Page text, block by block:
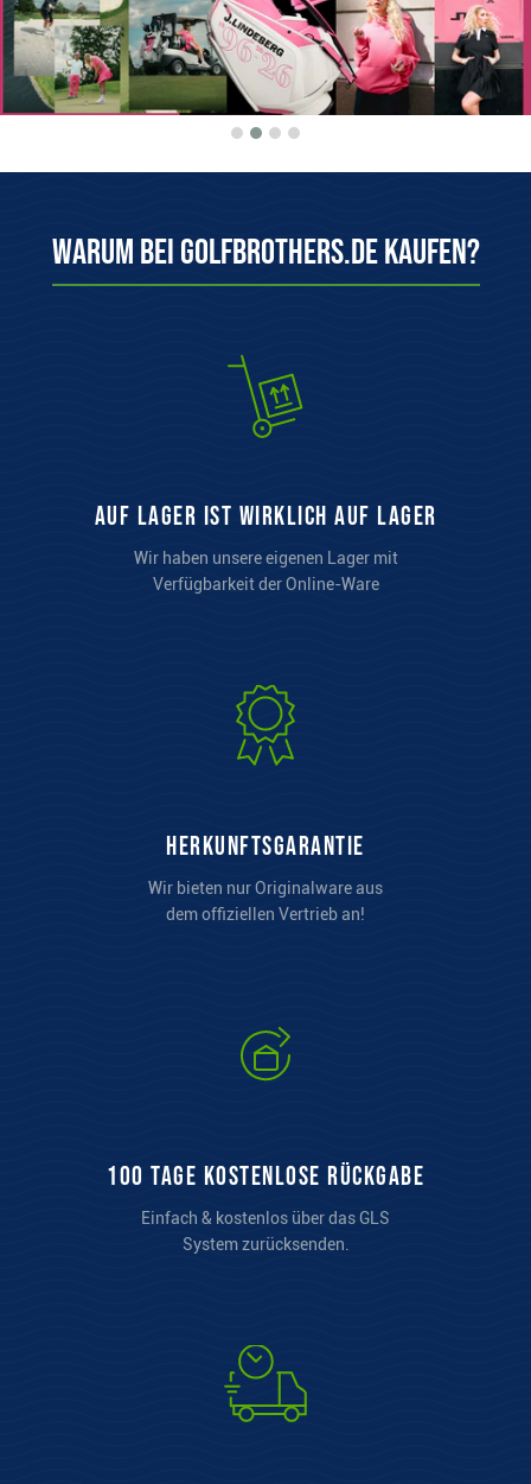
Warum bei Golfbrothers.de kaufen?
auf Lager ist wirklich auf Lager
Wir haben unsere eigenen Lager mit
Verfügbarkeit der Online-Ware
Herkunftsgarantie
Wir bieten nur Originalware aus
dem offiziellen Vertrieb an!
100 Tage kostenlose Rückgabe
Einfach & kostenlos über das GLS
System zurücksenden.